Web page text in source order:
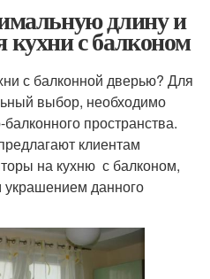
длину и
с балконом
с балконной дверью? Для
выбор, необходимо
пространства.
клиентам
на кухню с балконом,
украшением данного